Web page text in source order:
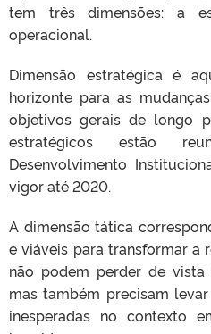
tem três dimensões: a
operacional.
Dimensão estratégica é
horizonte para as
objetivos gerais de longo
estratégicos estão
Desenvolvimento
vigor até 2020.
A dimensão tática
e viáveis para transformar a
não podem perder de
mas também precisam
inesperadas no contexto